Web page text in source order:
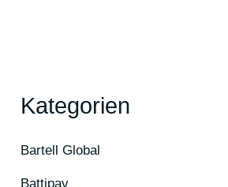
Kategorien
Bartell Global
Battipav